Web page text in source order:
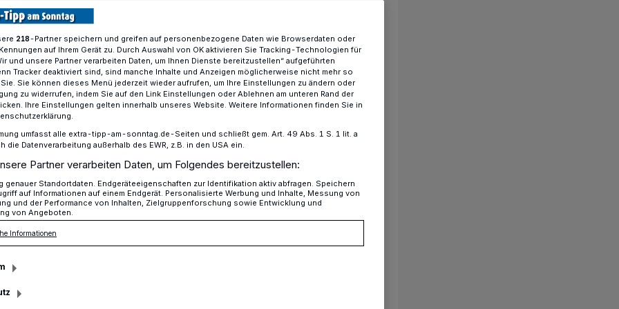
Helfer im Ahrtal
wie er kann“
im Ahrtal gehörte Peter Schraps
Kempen zu den ersten freiwilligen
noch lange nicht vorbei.
218-Partner speichern und greifen auf personenbezogene Daten wie Browserdaten oder
auf Ihrem Gerät zu. Durch Auswahl von OK aktivieren Sie Tracking-Technologien für
und unsere Partner verarbeiten Daten, um Ihnen Dienste bereitzustellen“ aufgeführten
Tracker deaktiviert sind, sind manche Inhalte und Anzeigen möglicherweise nicht mehr so
Sie können dieses Menü jederzeit wieder aufrufen, um Ihre Einstellungen zu ändern oder
zu widerrufen, indem Sie auf den Link Einstellungen oder Ablehnen am unteren Rand der
Ihre Einstellungen gelten innerhalb unseres Website. Weitere Informationen finden Sie in
umfasst alle extra-tipp-am-sonntag.de-Seiten und schließt gem. Art. 49 Abs. 1 S. 1 lit. a
die Datenverarbeitung außerhalb des EWR, z.B. in den USA ein.
Partner verarbeiten Daten, um Folgendes bereitzustellen:
genauer Standortdaten. Endgeräteeigenschaften zur Identifikation aktiv abfragen. Speichern
auf Informationen auf einem Endgerät. Personalisierte Werbung und Inhalte, Messung von
und der Performance von Inhalten, Zielgruppenforschung sowie Entwicklung und
von Angeboten.
Informationen